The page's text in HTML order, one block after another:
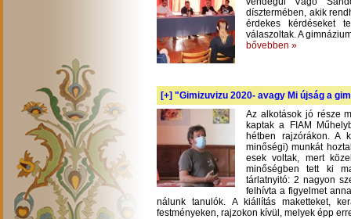
dísztermében, akik
érdekes kérdéseket
válaszoltak. A
bővebben »
[+] "Gimizuvizu 2020- avagy Mi újság a
Az alkotások jó része
kaptak a FIAM
hétben rajzórákon. A
minőségi) munkát
esek voltak, mert
minőségben tett ki
tárlatnyitó: 2 nagyon
felhívta a figyelmet
nálunk tanulók. A kiállítás maketteket,
festményeken, rajzokon kívül, melyek épp